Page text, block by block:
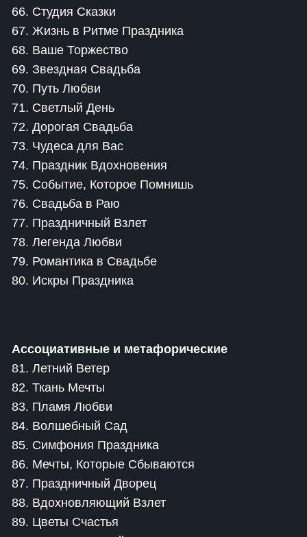
66. Студия Сказки
67. Жизнь в Ритме Праздника
68. Ваше Торжество
69. Звездная Свадьба
70. Путь Любви
71. Светлый День
72. Дорогая Свадьба
73. Чудеса для Вас
74. Праздник Вдохновения
75. Событие, Которое Помнишь
76. Свадьба в Раю
77. Праздничный Взлет
78. Легенда Любви
79. Романтика в Свадьбе
80. Искры Праздника
Ассоциативные и метафорические
81. Летний Ветер
82. Ткань Мечты
83. Пламя Любви
84. Волшебный Сад
85. Симфония Праздника
86. Мечты, Которые Сбываются
87. Праздничный Дворец
88. Вдохновляющий Взлет
89. Цветы Счастья